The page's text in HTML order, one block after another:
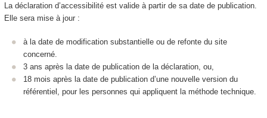
La déclaration d’accessibilité est valide à partir de sa date de publication.
Elle sera mise à jour :
à la date de modification substantielle ou de refonte du site
concerné.
3 ans après la date de publication de la déclaration, ou,
18 mois après la date de publication d’une nouvelle version du
référentiel, pour les personnes qui appliquent la méthode technique.